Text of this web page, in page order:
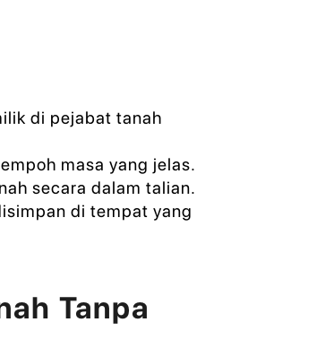
di pejabat tanah
masa yang jelas.
secara dalam talian.
di tempat yang
Tanpa